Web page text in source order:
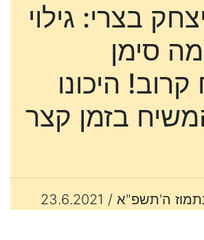
בצרי: גילוי
סימן
היכונו
בזמן קצר
ה'תשפ"א / 23.6.2021